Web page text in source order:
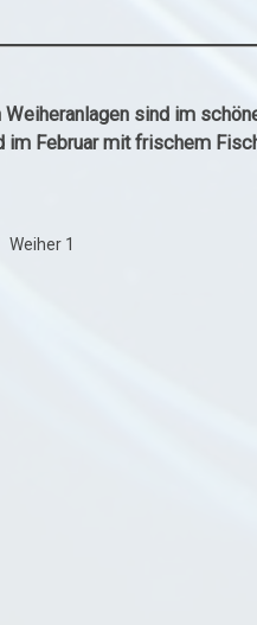
Weiheranlagen sind im
im Februar mit frischem
Weiher 1